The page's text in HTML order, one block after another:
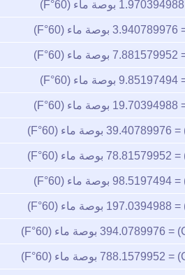
1.970394988 بوصة ماء (60°F)
3.940789976 بوصة ماء (60°F)
7.881579952 بوصة ماء (60°F)
9.85197494 بوصة ماء (60°F)
19.70394988 بوصة ماء (60°F)
39.40789976 بوصة ماء (60°F)
78.81579952 بوصة ماء (60°F)
98.5197494 بوصة ماء (60°F)
197.0394988 بوصة ماء (60°F)
394.0789976 بوصة ماء (60°F)
788.1579952 بوصة ماء (60°F)